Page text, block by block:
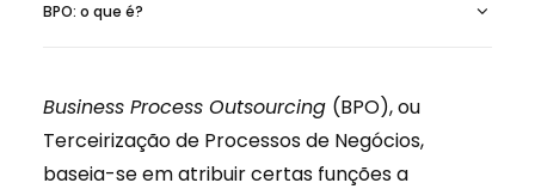
BPO: o que é?
Business Process Outsourcing (BPO), ou
Terceirização de Processos de Negócios,
baseia-se em atribuir certas funções a